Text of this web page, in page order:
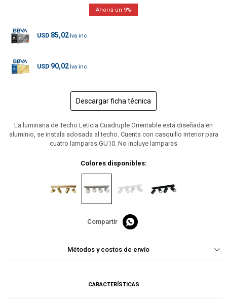
9
USD 85,02
USD 90,02
Descargar ficha técnica
La luminaria de Techo Leticia Cuadruple Orientable está diseñada en
aluminio, se instala adosada al techo. Cuenta con casquillo interior para
cuatro lamparas GU10. No incluye lamparas
Colores disponibles:

Métodos y costos de envío
CARACTERÍSTICAS